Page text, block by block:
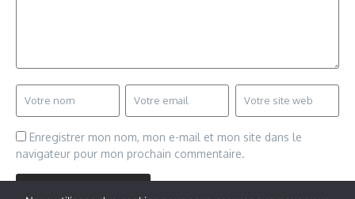
Enregistrer mon nom, mon e-mail et mon site dans le
navigateur pour mon prochain commentaire.